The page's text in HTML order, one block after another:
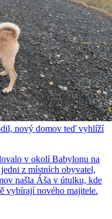
nový domov teď vyhlíží
v okolí Babylonu na
z místních obyvatel,
našla Áša v útulku, kde
vybírají nového majitele.